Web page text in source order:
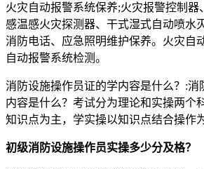
火灾自动报警系统保养;火灾报警控制器
感温感火灾探测器、干式湿式自动喷水
消防电话、应急照明维护保养。火灾自
自动报警系统检测。
消防设施操作员证的学内容是什么？:消
内容是什么？考试分为理论和实操两个
知识点为主，学实操以知识点结合操作
初级消防设施操作员实操多少分及格？